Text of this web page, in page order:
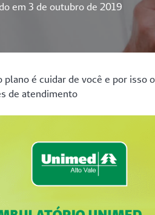
em 3 de outubro de 2019
plano é cuidar de você e por isso
de atendimento